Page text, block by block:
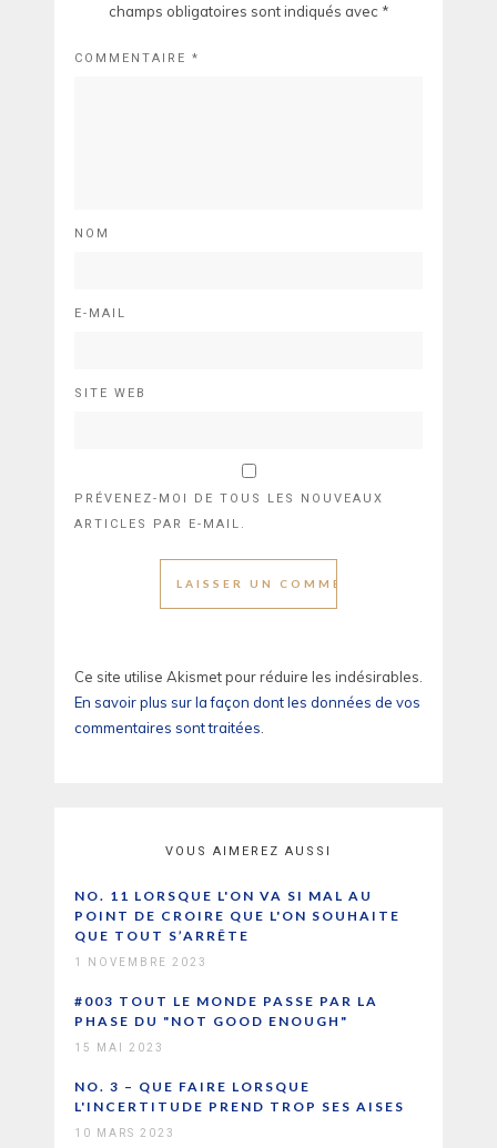
champs obligatoires sont indiqués avec *
COMMENTAIRE *
NOM
E-MAIL
SITE WEB
PRÉVENEZ-MOI DE TOUS LES NOUVEAUX
ARTICLES PAR E-MAIL.
Ce site utilise Akismet pour réduire les indésirables.
En savoir plus sur la façon dont les données de vos
commentaires sont traitées.
VOUS AIMEREZ AUSSI
NO. 11 LORSQUE L'ON VA SI MAL AU
POINT DE CROIRE QUE L'ON SOUHAITE
QUE TOUT S’ARRÊTE
1 NOVEMBRE 2023
#003 TOUT LE MONDE PASSE PAR LA
PHASE DU "NOT GOOD ENOUGH"
15 MAI 2023
NO. 3 – QUE FAIRE LORSQUE
L'INCERTITUDE PREND TROP SES AISES
10 MARS 2023